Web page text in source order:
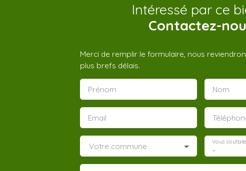
Intéressé par ce
Contactez-
Merci de remplir le formulaire, nous
plus brefs délais.
Prénom Nom
Email
Votre commune -
Vous